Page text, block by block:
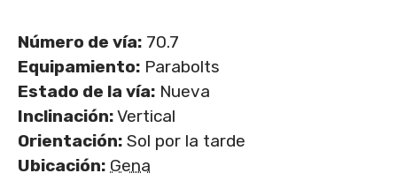
Número de vía: 70.7
Equipamiento: Parabolts
Estado de la vía: Nueva
Inclinación:Vertical
Orientación: Sol por la tarde
Ubicación: Gena